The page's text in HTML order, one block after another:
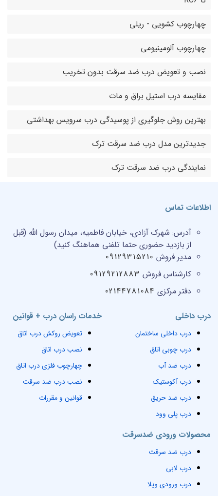
چهارچوب کشویی - ریلی
چهارچوب آلومینیومی
نصب و تعویض درب ضد سرقت بدون تخریب
مقایسه درب استیل براق و مات
بهترین روش جلوگیری از پوسیدگی درب سرویس بهداشتی
جدیدترین مدل درب ضد سرقت ترک
نمایندگی درب ضد سرقت ترک
خدمات راسان درب + قوانین
تعویض روکش درب اتاق
نصب درب اتاق
چهارچوب فلزی درب اتاق
نصب درب ضد سرقت
قوانین و مقررات
محصولات ورودی ضدسرقت
درب ضد سرقت
درب لابی
درب ورودی ویلا
درب داخلی
درب داخلی ساختمان
درب چوبی اتاق
درب ضد آب
درب آکوستیک
درب ضد حریق
درب پلی وود
اطلاعات تماس
آدرس: شهرک آزادی، خیابان فاطمیه، میدان رسول الله (قبل
از بازدید حضوری حتما تلفنی هماهنگ کنید)
مدیر فروش 09129315210
کارشناس فروش 09129212883
دفتر مرکزی 02144781084